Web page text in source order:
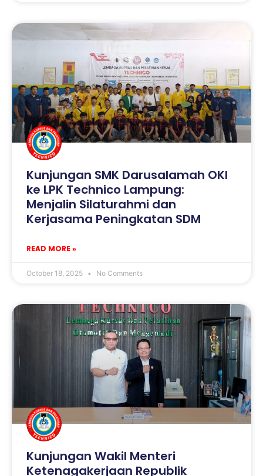
Kunjungan SMK Darusalamah OKI
ke LPK Technico Lampung:
Menjalin Silaturahmi dan
Kerjasama Peningkatan SDM
READ MORE »
October 18, 2025 No Comments
Kunjungan Wakil Menteri
Ketenagakerjaan Republik